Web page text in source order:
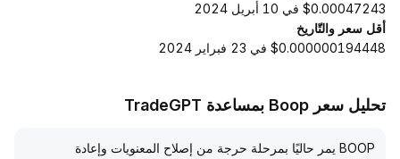
$0.00047243 في 10 أبريل 2024
أقل سعر والتّاريخ
$0.000000194448 في 23 فبراير 2024
تحليل سعر Boop بمساعدة TradeGPT
BOOP يمر حاليًا بمرحلة حرجة من إصلاح المعنويات وإعادة